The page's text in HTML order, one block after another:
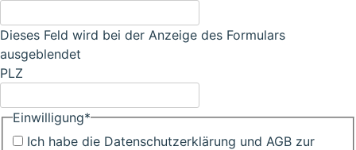
Dieses Feld wird bei der Anzeige des Formulars
ausgeblendet
PLZ
Einwilligung*
Ich habe die Datenschutzerklärung und AGB zur